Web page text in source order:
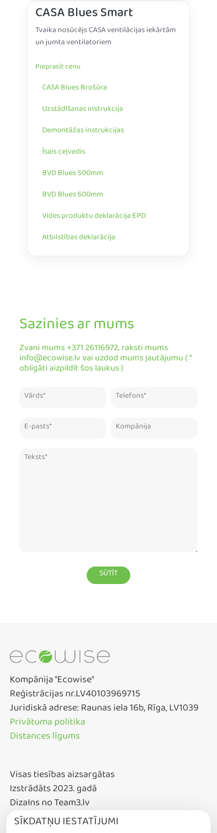
CASA Blues Smart
Tvaika nosūcējs CASA ventilācijas iekārtām
un jumta ventilatoriem
Pieprasīt cenu
CASA Blues Brošūra
Uzstādīšanas instrukcija
Demontāžas instrukcijas
Īsais ceļvedis
BVD Blues 500mm
BVD Blues 600mm
Vides produktu deklarācija EPD
Atbilstības deklarācija
Sazinies ar mums
Zvani mums +371 26116972, raksti mums
info@ecowise.lv vai uzdod mums jautājumu ( *
obligāti aizpildīt šos laukus )
Kompānija "Ecowise"
Reģistrācijas nr.LV40103969715
Juridiskā adrese: Raunas iela 16b, Rīga, LV1039
Privātuma politika
Distances līgums
Visas tiesības aizsargātas
Izstrādāts 2023. gadā
DizaIns no Team3.lv
SĪKDATŅU IESTATĪJUMI